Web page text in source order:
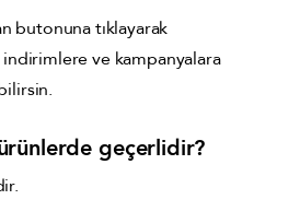
butonuna tıklayarak
indirimlere ve kampanyalara
geçerlidir?